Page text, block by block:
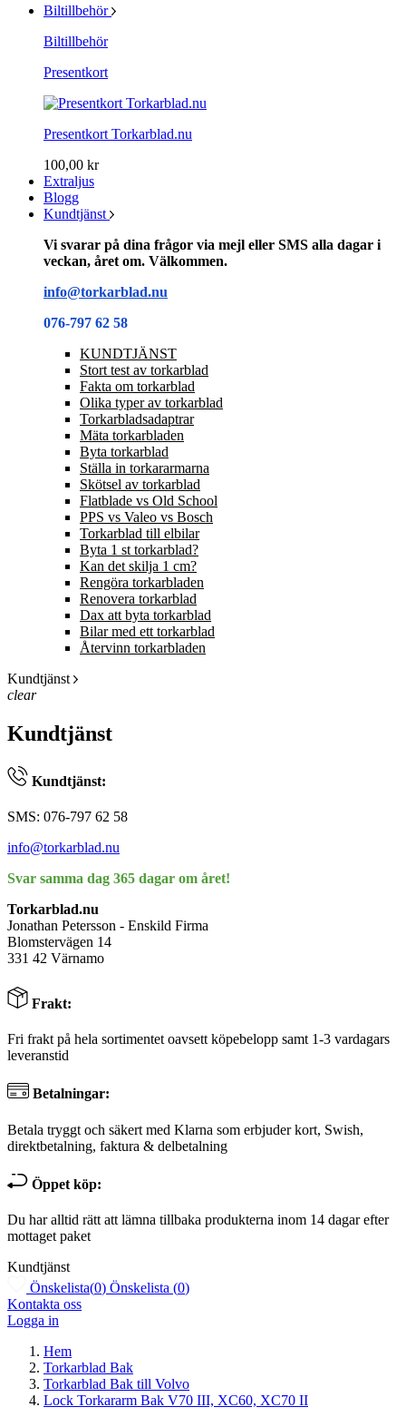
Biltillbehör
Biltillbehör
Presentkort
Presentkort Torkarblad.nu
100,00 kr
Extraljus
Blogg
Kundtjänst
Vi svarar på dina frågor via mejl eller SMS alla dagar i
veckan, året om. Välkommen.
info@torkarblad.nu
076-797 62 58
KUNDTJÄNST
Stort test av torkarblad
Fakta om torkarblad
Olika typer av torkarblad
Torkarbladsadaptrar
Mäta torkarbladen
Byta torkarblad
Ställa in torkararmarna
Skötsel av torkarblad
Flatblade vs Old School
PPS vs Valeo vs Bosch
Torkarblad till elbilar
Byta 1 st torkarblad?
Kan det skilja 1 cm?
Rengöra torkarbladen
Renovera torkarblad
Dax att byta torkarblad
Bilar med ett torkarblad
Återvinn torkarbladen
Kundtjänst
clear
Kundtjänst
Kundtjänst:
SMS: 076-797 62 58
info@torkarblad.nu
Svar samma dag 365 dagar om året!
Torkarblad.nu
Jonathan Petersson - Enskild Firma
Blomstervägen 14
331 42 Värnamo
Frakt:
Fri frakt på hela sortimentet oavsett köpebelopp samt 1-3 vardagars
leveranstid
Betalningar:
Betala tryggt och säkert med Klarna som erbjuder kort, Swish,
direktbetalning, faktura & delbetalning
Öppet köp:
Du har alltid rätt att lämna tillbaka produkterna inom 14 dagar efter
mottaget paket
Kundtjänst
Önskelista(0) Önskelista (0)
Kontakta oss
Logga in
Hem
Torkarblad Bak
Torkarblad Bak till Volvo
Lock Torkararm Bak V70 III, XC60, XC70 II